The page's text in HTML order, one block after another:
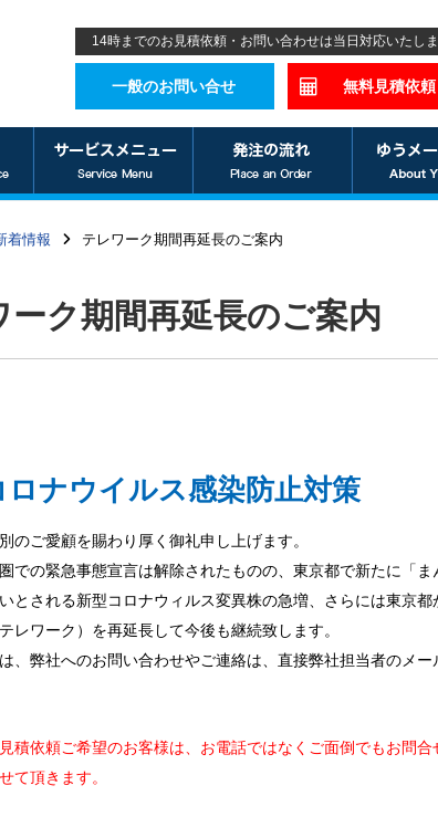
14時までのお見積依頼・お問い合わせは当日対応いたしま
一般のお問い合せ 無料見積依頼
着情報 テレワーク期間再延長のご案内
ーク期間再延長のご案内
ロナウイルス感染防止対策
のご愛顧を賜わり厚く御礼申し上げます。
での緊急事態宣言は解除されたものの、東京都で新たに「
とされる新型コロナウィルス変異株の急増、さらには東京
レワーク）を再延長して今後も継続致します。
、 弊社へのお問い合わせやご連絡は、直接弊社担当者のメ
積依頼ご希望のお客様は、お電話ではなくご面倒でもお問
て頂きます。